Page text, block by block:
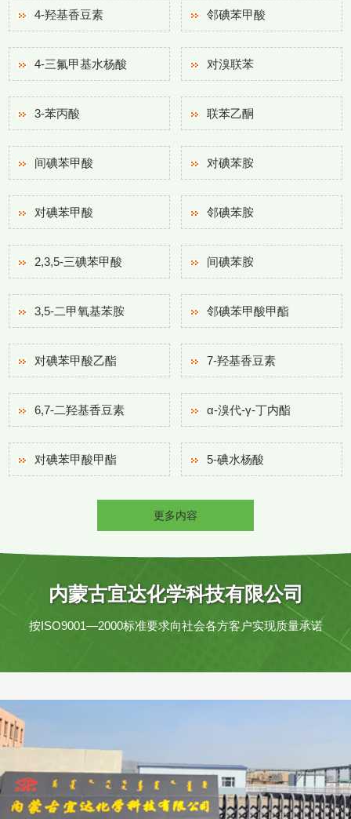
4-羟基香豆素 邻碘苯甲酸
4-三氟甲基水杨酸 对溴联苯
3-苯丙酸 联苯乙酮
间碘苯甲酸 对碘苯胺
对碘苯甲酸 邻碘苯胺
2,3,5-三碘苯甲酸 间碘苯胺
3,5-二甲氧基苯胺 邻碘苯甲酸甲酯
对碘苯甲酸乙酯 7-羟基香豆素
6,7-二羟基香豆素 α-溴代-γ-丁内酯
对碘苯甲酸甲酯 5-碘水杨酸
更多内容
内蒙古宜达化学科技有限公司
按ISO9001—2000标准要求向社会各方客户实现质量承诺